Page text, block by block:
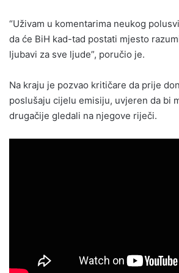
“Uživam u komentarima neukog
da će BiH kad-tad postati mjesto
ljubavi za sve ljude”, poručio je.
Na kraju je pozvao kritičare da prije
poslušaju cijelu emisiju, uvjeren da bi
drugačije gledali na njegove riječi.